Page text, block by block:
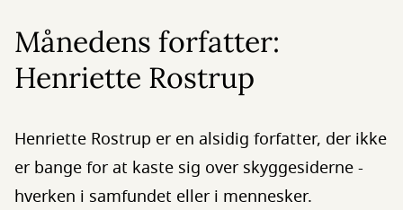
Månedens forfatter:
Henriette Rostrup
Henriette Rostrup er en alsidig forfatter, der ikke
er bange for at kaste sig over skyggesiderne -
hverken i samfundet eller i mennesker.